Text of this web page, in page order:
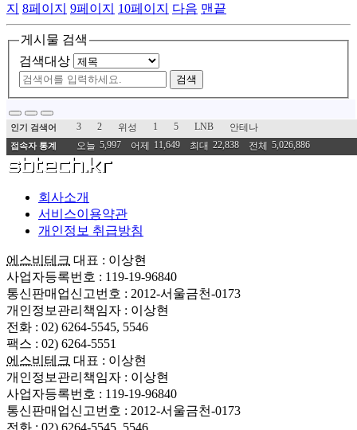
지 8페이지 9페이지 10페이지 다음 맨끝
게시물 검색
검색대상
검색
인기 검색어 3 2 위성 1 5 LNB 안테나
접속자 통계 오늘 5,997 어제 11,649 최대 22,838 전체 5,026,886
회사소개
서비스이용약관
개인정보 취급방침
에스비테크 대표 : 이상현
사업자등록번호 : 119-19-96840
통신판매업신고번호 : 2012-서울금천-0173
개인정보관리책임자 : 이상현
전화 : 02) 6264-5545, 5546
팩스 : 02) 6264-5551
에스비테크 대표 : 이상현
개인정보관리책임자 : 이상현
사업자등록번호 : 119-19-96840
통신판매업신고번호 : 2012-서울금천-0173
전화 : 02) 6264-5545, 5546